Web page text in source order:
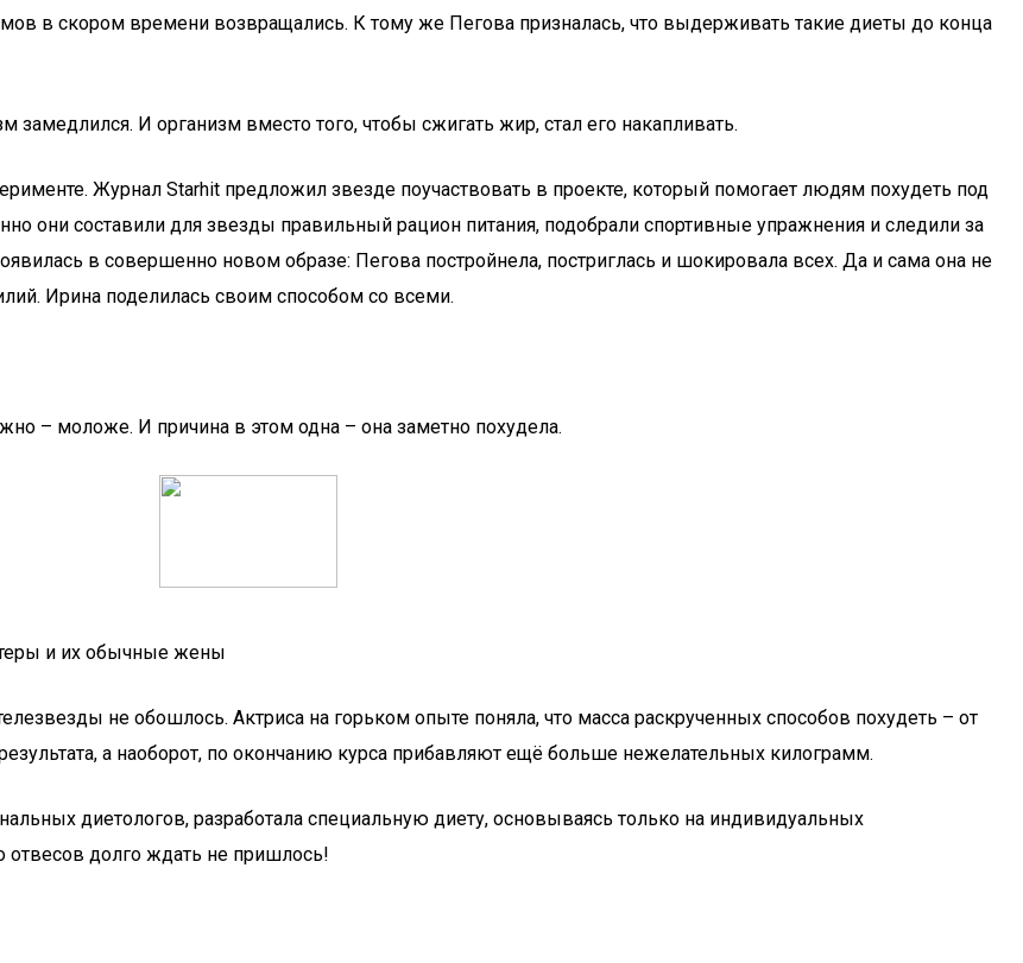
в скором времени возвращались. К тому же Пегова призналась, что выдерживать такие диеты до конца
замедлился. И организм вместо того, чтобы сжигать жир, стал его накапливать.
Журнал Starhit предложил звезде поучаствовать в проекте, который помогает людям похудеть под
они составили для звезды правильный рацион питания, подобрали спортивные упражнения и следили за
в совершенно новом образе: Пегова постройнела, постриглась и шокировала всех. Да и сама она не
Ирина поделилась своим способом со всеми.
– моложе. И причина в этом одна – она заметно похудела.
и их обычные жены
не обошлось. Актриса на горьком опыте поняла, что масса раскрученных способов похудеть – от
а наоборот, по окончанию курса прибавляют ещё больше нежелательных килограмм.
диетологов, разработала специальную диету, основываясь только на индивидуальных
отвесов долго ждать не пришлось!